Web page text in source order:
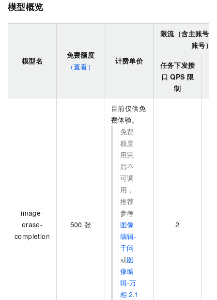
模型概览
模型名
免费额度
（查看）
计费单价
限流（含主账号与
账号）
任务下发接
口 QPS 限
制
image-
erase-
completion
500 张
目前仅供免
费体验。
免费
额度
用完
后不
可调
用，
推荐
参考
图像
编辑-
千问
或图
像编
辑-万
相 2.1
2